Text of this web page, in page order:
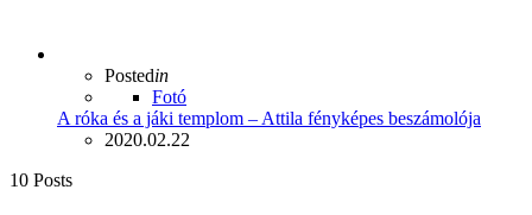
Postedin
Fotó
A róka és a jáki templom – Attila fényképes beszámolója
2020.02.22
10 Posts